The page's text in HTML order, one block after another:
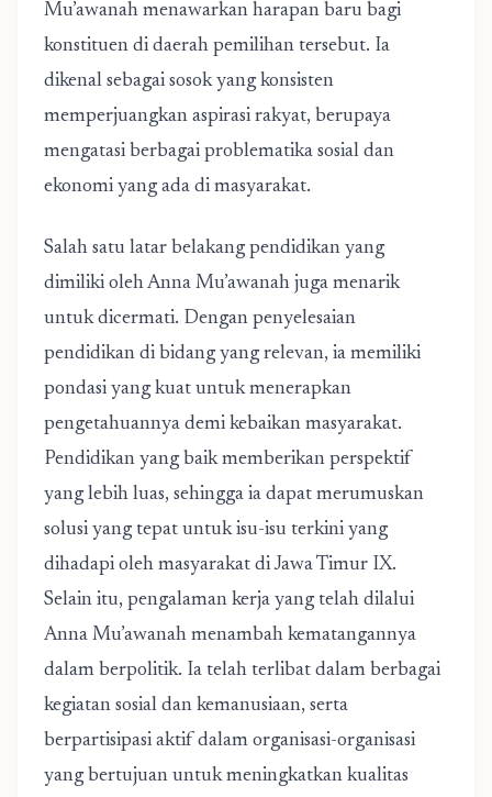
Mu’awanah menawarkan harapan baru bagi
konstituen di daerah pemilihan tersebut. Ia
dikenal sebagai sosok yang konsisten
memperjuangkan aspirasi rakyat, berupaya
mengatasi berbagai problematika sosial dan
ekonomi yang ada di masyarakat.
Salah satu latar belakang pendidikan yang
dimiliki oleh Anna Mu’awanah juga menarik
untuk dicermati. Dengan penyelesaian
pendidikan di bidang yang relevan, ia memiliki
pondasi yang kuat untuk menerapkan
pengetahuannya demi kebaikan masyarakat.
Pendidikan yang baik memberikan perspektif
yang lebih luas, sehingga ia dapat merumuskan
solusi yang tepat untuk isu-isu terkini yang
dihadapi oleh masyarakat di Jawa Timur IX.
Selain itu, pengalaman kerja yang telah dilalui
Anna Mu’awanah menambah kematangannya
dalam berpolitik. Ia telah terlibat dalam berbagai
kegiatan sosial dan kemanusiaan, serta
berpartisipasi aktif dalam organisasi-organisasi
yang bertujuan untuk meningkatkan kualitas